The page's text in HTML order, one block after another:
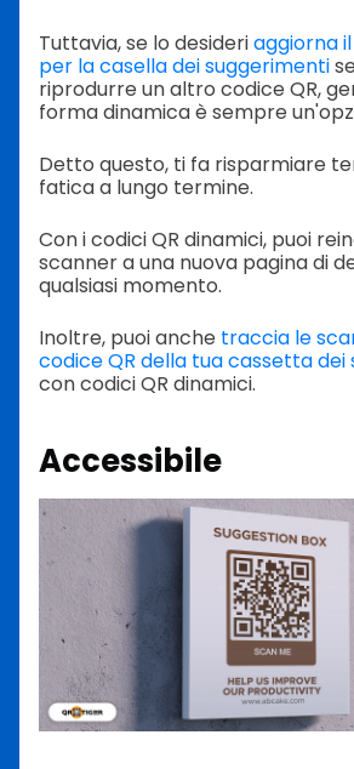
Tuttavia, se lo desideriaggiorna
per la casella dei suggerimenti
riprodurre un altro codice QR,
forma dinamica è sempre
Detto questo, ti fa risparmiare
fatica a lungo termine.
Con i codici QR dinamici, puoi
scanner a una nuova pagina di
qualsiasi momento.
Inoltre, puoi anche traccia le
codice QR della tua cassetta
con codici QR dinamici.
Accessibile